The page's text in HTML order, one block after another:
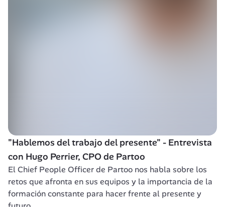
"Hablemos del trabajo del presente" - Entrevista
con Hugo Perrier, CPO de Partoo
El Chief People Officer de Partoo nos habla sobre los
retos que afronta en sus equipos y la importancia de la
formación constante para hacer frente al presente y